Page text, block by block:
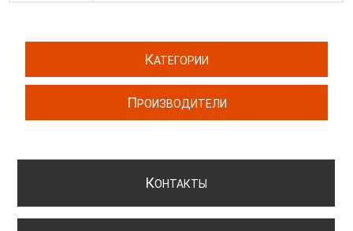
КАТЕГОРИИ
ПРОИЗВОДИТЕЛИ
КОНТАКТЫ